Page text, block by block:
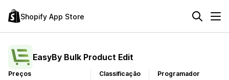
Shopify App Store
EasyBy Bulk Product Edit
Preços
Classificação
Programador